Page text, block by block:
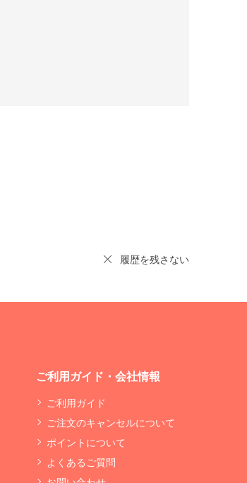
履歴を残さない
ご利用ガイド・会社情報
ご利用ガイド
ご注文のキャンセルについて
ポイントについて
よくあるご質問